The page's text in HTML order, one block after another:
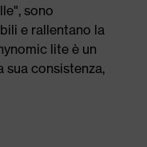
sono
e rallentano la
lite è un
sua consistenza,